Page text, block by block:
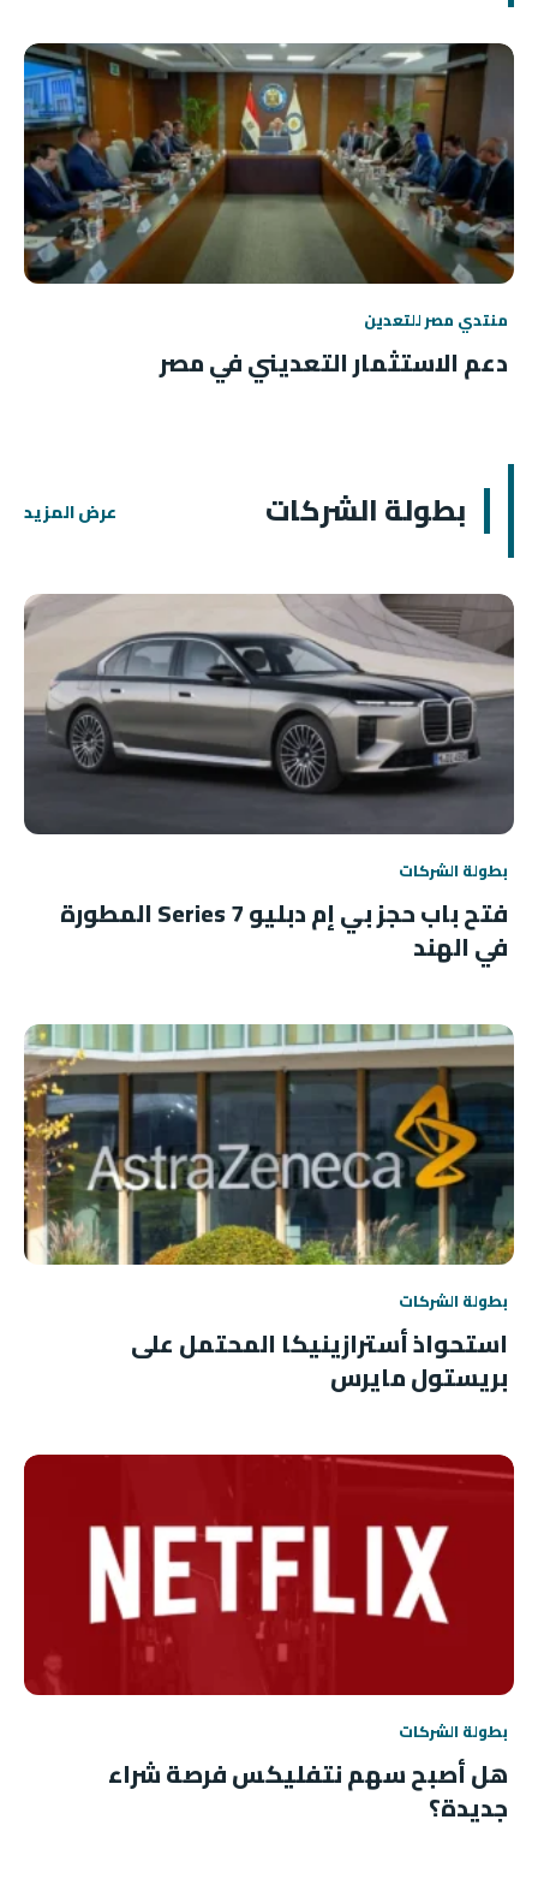
منتدي مصر للتعدين
دعم الاستثمار التعديني في مصر
بطولة الشركات عرض المزيد
بطولة الشركات
فتح باب حجز بي إم دبليو 7 Series المطورة
في الهند
بطولة الشركات
استحواذ أسترازينيكا المحتمل على
بريستول مايرس
بطولة الشركات
هل أصبح سهم نتفليكس فرصة شراء
جديدة؟